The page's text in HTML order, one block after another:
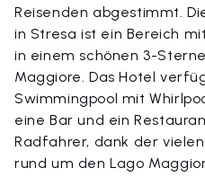
Reisenden abgestimmt.
in Stresa ist ein Bereich
in einem schönen 3-
Maggiore. Das Hotel
Swimmingpool mit
eine Bar und ein
Radfahrer, dank der
rund um den Lago